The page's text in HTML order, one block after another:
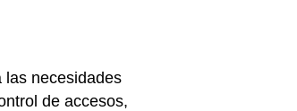
las necesidades
de accesos,